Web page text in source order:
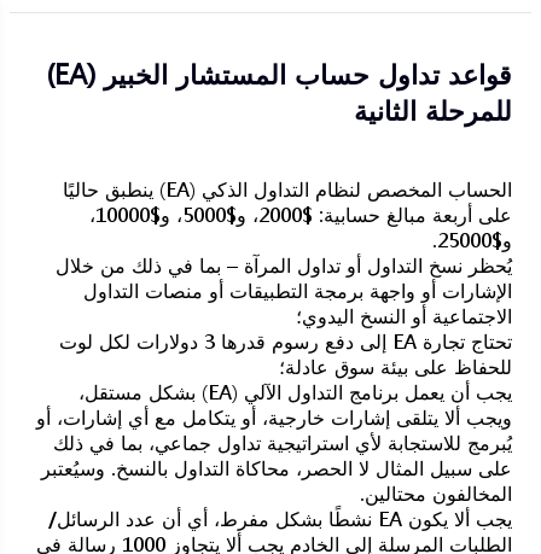
قواعد تداول حساب المستشار الخبير (EA)
للمرحلة الثانية
الحساب المخصص لنظام التداول الذكي (EA) ينطبق حاليًا
على أربعة مبالغ حسابية: $2000، و$5000، و$10000،
و$25000.
يُحظر نسخ التداول أو تداول المرآة – بما في ذلك من خلال
الإشارات أو واجهة برمجة التطبيقات أو منصات التداول
الاجتماعية أو النسخ اليدوي؛
تحتاج تجارة EA إلى دفع رسوم قدرها 3 دولارات لكل لوت
للحفاظ على بيئة سوق عادلة؛
يجب أن يعمل برنامج التداول الآلي (EA) بشكل مستقل،
ويجب ألا يتلقى إشارات خارجية، أو يتكامل مع أي إشارات، أو
يُبرمج للاستجابة لأي استراتيجية تداول جماعي، بما في ذلك
على سبيل المثال لا الحصر، محاكاة التداول بالنسخ. وسيُعتبر
المخالفون محتالين.
يجب ألا يكون EA نشطًا بشكل مفرط، أي أن عدد الرسائل/
الطلبات المرسلة إلى الخادم يجب ألا يتجاوز 1000 رسالة في